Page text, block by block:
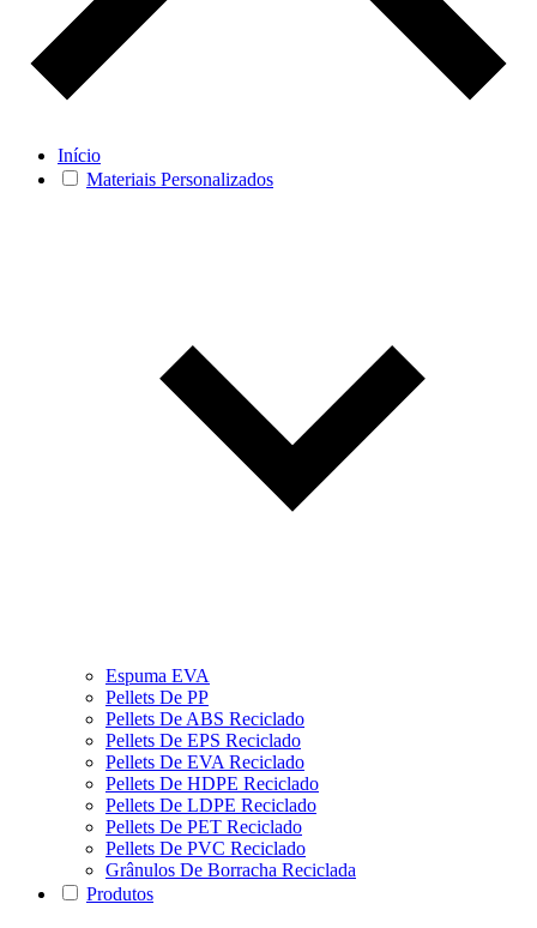
Início
Materiais Personalizados
Espuma EVA
Pellets De PP
Pellets De ABS Reciclado
Pellets De EPS Reciclado
Pellets De EVA Reciclado
Pellets De HDPE Reciclado
Pellets De LDPE Reciclado
Pellets De PET Reciclado
Pellets De PVC Reciclado
Grânulos De Borracha Reciclada
Produtos